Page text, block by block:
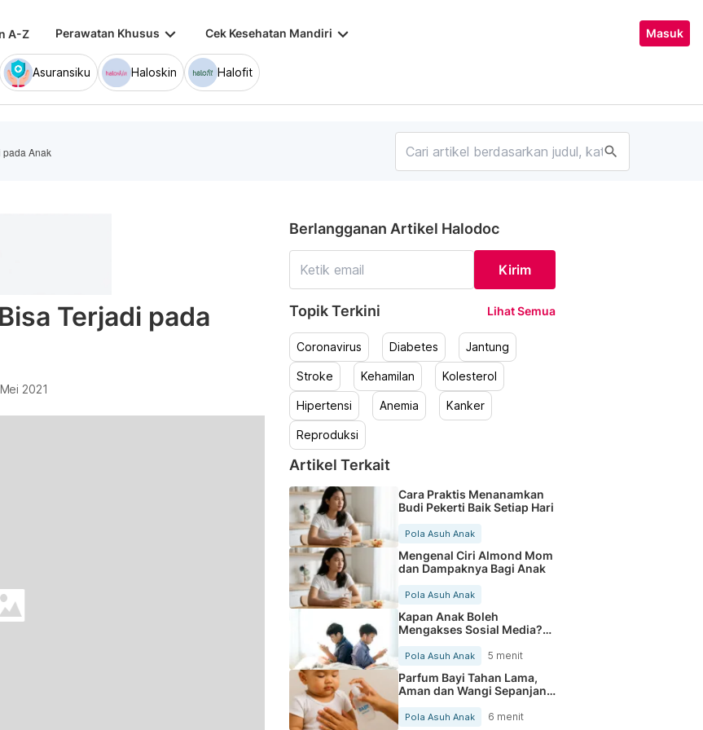
A-Z Perawatan Khusus keyboard_arrow_down Cek Kesehatan Mandiri keyboard_arrow_down Masuk
Asuransiku Haloskin Halofit
pada Anak search
Terjadi pada
2021
Berlangganan Artikel Halodoc
Kirim
Topik Terkini Lihat Semua
Coronavirus Diabetes Jantung
Stroke Kehamilan Kolesterol
Hipertensi Anemia Kanker
Reproduksi
Artikel Terkait
Cara Praktis Menanamkan
Budi Pekerti Baik Setiap Hari
Pola Asuh Anak
Mengenal Ciri Almond Mom
dan Dampaknya Bagi Anak
Pola Asuh Anak
Kapan Anak Boleh
Mengakses Sosial Media?
Pahami
Pola Asuh Anak 5 menit
Parfum Bayi Tahan Lama,
Aman dan Wangi Sepanjang
Hari
Pola Asuh Anak 6 menit